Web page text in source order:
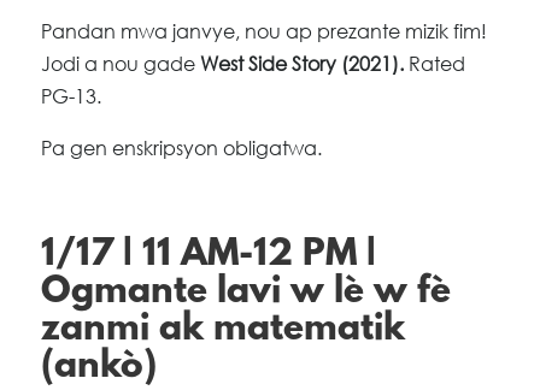
Pandan mwa janvye, nou ap prezante mizik fim!
Jodi a nou gade West Side Story (2021).Rated
PG-13.
Pa gen enskripsyon obligatwa.
1/17 | 11 AM-12 PM |
Ogmante lavi w lè w fè
zanmi ak matematik
(ankò)